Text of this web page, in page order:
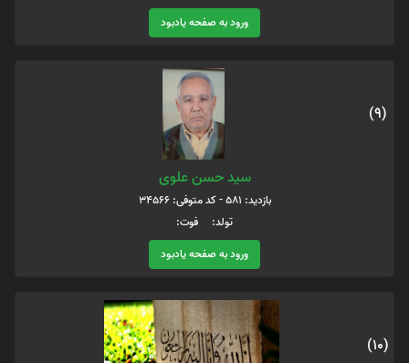
ورود به صفحه یادبود
(9)
سید حسن علوی
بازدید: 581 - کد متوفی: 34566
تولد: فوت:
ورود به صفحه یادبود
(10)